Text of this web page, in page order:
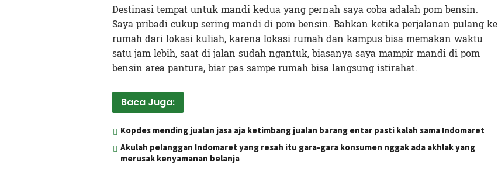
Destinasi tempat untuk mandi kedua yang pernah saya coba adalah pom bensin.
Saya pribadi cukup sering mandi di pom bensin. Bahkan ketika perjalanan pulang ke
rumah dari lokasi kuliah, karena lokasi rumah dan kampus bisa memakan waktu
satu jam lebih, saat di jalan sudah ngantuk, biasanya saya mampir mandi di pom
bensin area pantura, biar pas sampe rumah bisa langsung istirahat.
Baca Juga:
Kopdes mending jualan jasa aja ketimbang jualan barang entar pasti kalah sama Indomaret
Akulah pelanggan Indomaret yang resah itu gara-gara konsumen nggak ada akhlak yang
merusak kenyamanan belanja